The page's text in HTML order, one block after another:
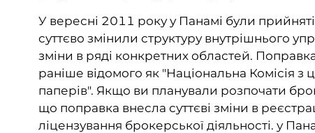
У вересні 2011 року у Панамі були
суттєво змінили структуру внутрішнього
зміни в ряді конкретних областей.
раніше відомого як "Національна Комісія з
паперів". Якщо ви планували розпочати
що поправка внесла суттєві зміни в
ліцензування брокерської діяльності. у